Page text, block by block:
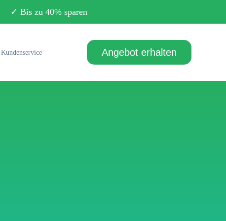
Bis zu 40% sparen
Kundenservice Angebot erhalten